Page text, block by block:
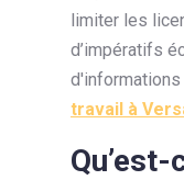
limiter les
d’impératifs
d'informations
travail à